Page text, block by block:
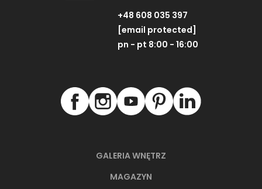
GALERIA WNĘTRZ
MAGAZYN
+48 608 035 397
[email protected]
pn - pt 8:00 - 16:00